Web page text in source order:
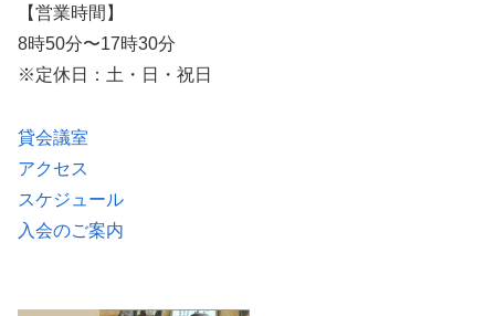
【営業時間】
8時50分〜17時30分
※定休日：土・日・祝日
貸会議室
アクセス
スケジュール
入会のご案内